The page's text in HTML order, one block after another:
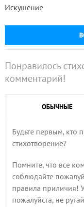
Искушение
Понравилось
комментарий!
ОБЫЧНЫЕ
Будьте первым, кто
стихотворение?
Помните, что все
соблюдайте
правила приличия!
пожалуйста, не